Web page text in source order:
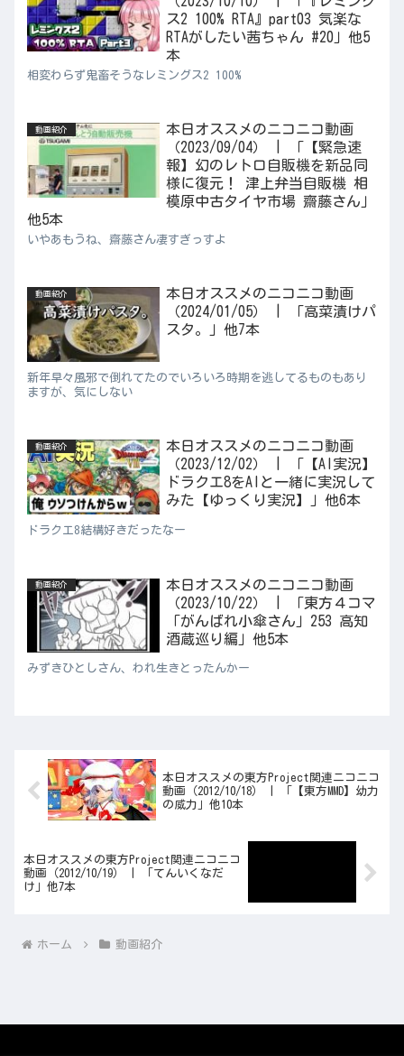
ス2 100% RTA』part03 気楽な
RTAがしたい茜ちゃん #20」他5
本
相変わらず鬼畜そうなレミングス2 100%
動画紹介
本日オススメのニコニコ動画
（2023/09/04） | 「【緊急速
報】幻のレトロ自販機を新品同
様に復元！ 津上弁当自販機 相
模原中古タイヤ市場 齋藤さん」
他5本
いやあもうね、齋藤さん凄すぎっすよ
動画紹介
本日オススメのニコニコ動画
（2024/01/05） | 「高菜漬けパ
スタ。」他7本
新年早々風邪で倒れてたのでいろいろ時期を逃してるものもあり
ますが、気にしない
動画紹介
本日オススメのニコニコ動画
（2023/12/02） | 「【AI実況】
ドラクエ8をAIと一緒に実況して
みた【ゆっくり実況】」他6本
ドラクエ8結構好きだったなー
動画紹介
本日オススメのニコニコ動画
（2023/10/22） | 「東方４コマ
「がんばれ小傘さん」253 高知
酒蔵巡り編」他5本
みずきひとしさん、われ生きとったんかー
本日オススメの東方Project関連ニコニコ
動画（2012/10/18） | 「【東方MMD】幼力
の威力」他10本
本日オススメの東方Project関連ニコニコ
動画（2012/10/19） | 「てんいくなだ
け」他7本
ホーム 動画紹介